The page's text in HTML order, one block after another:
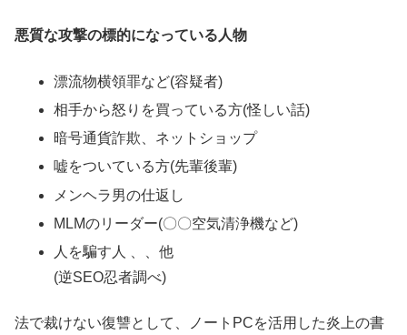
悪質な攻撃の標的になっている人物
漂流物横領罪など(容疑者)
相手から怒りを買っている方(怪しい話)
暗号通貨詐欺、ネットショップ
嘘をついている方(先輩後輩)
メンヘラ男の仕返し
MLMのリーダー(〇〇空気清浄機など)
人を騙す人 、、他
(逆SEO忍者調べ)
法で裁けない復讐として、ノートPCを活用した炎上の書